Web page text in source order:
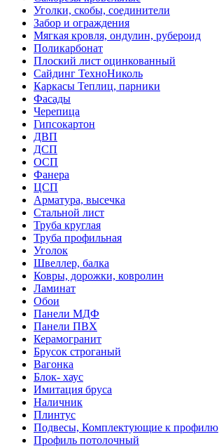
Уголки, скобы, соединители
Забор и ограждения
Мягкая кровля, ондулин, рубероид
Поликарбонат
Плоский лист оцинкованный
Сайдинг ТехноНиколь
Каркасы Теплиц, парники
Фасады
Черепица
Гипсокартон
ДВП
ДСП
ОСП
Фанера
ЦСП
Арматура, высечка
Стальной лист
Труба круглая
Труба профильная
Уголок
Швеллер, балка
Ковры, дорожки, ковролин
Ламинат
Обои
Панели МДФ
Панели ПВХ
Керамогранит
Брусок строганый
Вагонка
Блок- хаус
Имитация бруса
Наличник
Плинтус
Подвесы, Комплектующие к профилю
Профиль потолочный